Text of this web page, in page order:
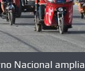
Nacional amplia